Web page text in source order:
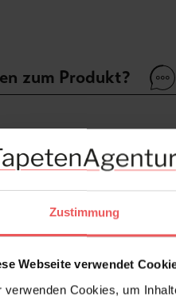
Zustimmung
Webseite verwendet
verwenden Cookies, um
zum Produkt?